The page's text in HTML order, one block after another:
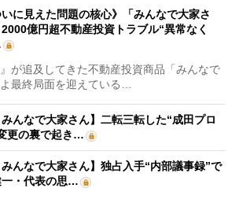
いに見えた問題の核心》「みんなで大家さ
億円超不動産投資トラブル“異常なく
が追及してきた不動産投資商品「みんなで
最終局面を迎えている…
みんなで大家さん】二転三転した“成田プロ
更の裏で起き…
みんなで大家さん】独占入手“内部議事録”で
一・代表の思…